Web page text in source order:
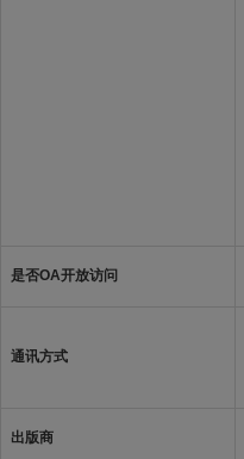
是否OA开放访问
通讯方式
出版商